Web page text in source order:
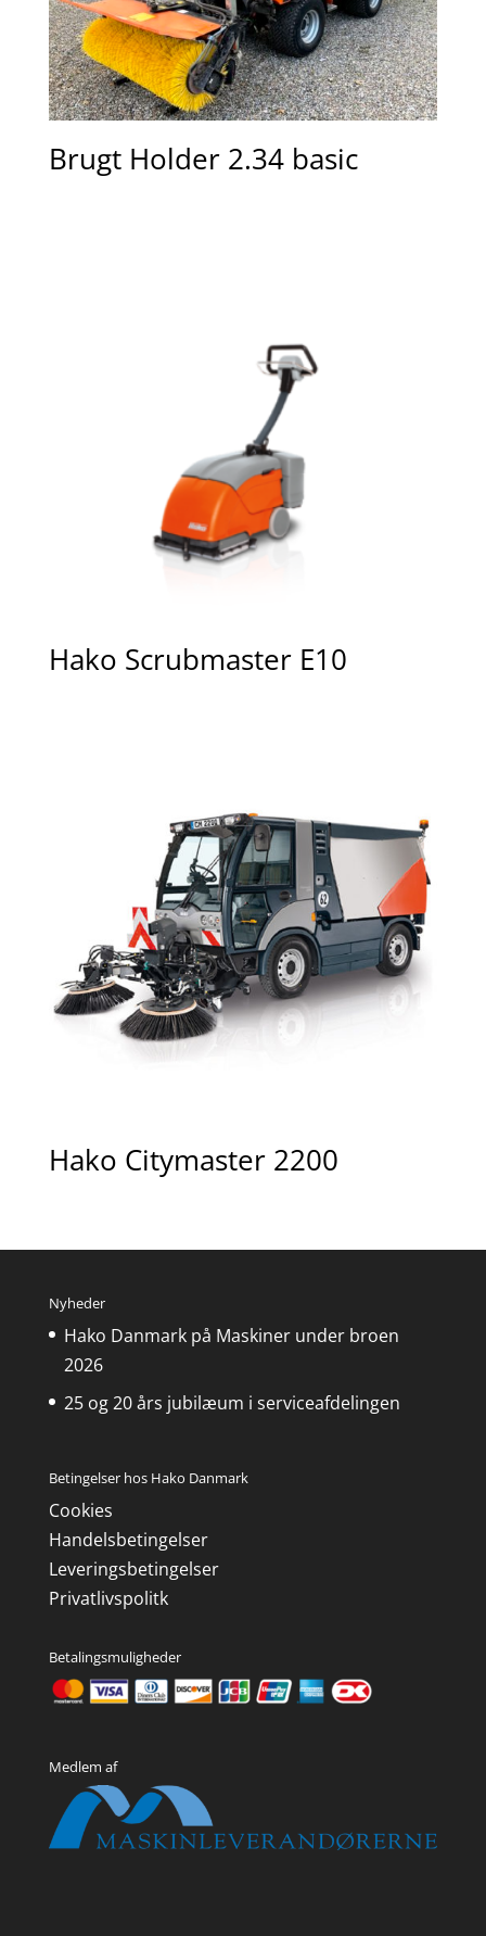
Brugt Holder 2.34 basic
Hako Scrubmaster E10
Hako Citymaster 2200
Nyheder
Hako Danmark på Maskiner under broen
2026
25 og 20 års jubilæum i serviceafdelingen
Betingelser hos Hako Danmark
Cookies
Handelsbetingelser
Leveringsbetingelser
Privatlivspolitk
Betalingsmuligheder
Medlem af